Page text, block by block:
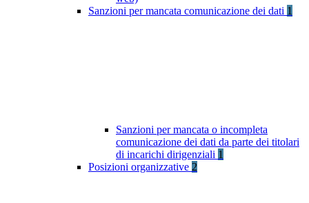
Sanzioni per mancata comunicazione dei dati 1
Sanzioni per mancata o incompleta
comunicazione dei dati da parte dei titolari
di incarichi dirigenziali 1
Posizioni organizzative 2